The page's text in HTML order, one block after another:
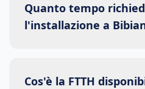
Quanto tempo
l'installazione a
Cos'è la FTTH